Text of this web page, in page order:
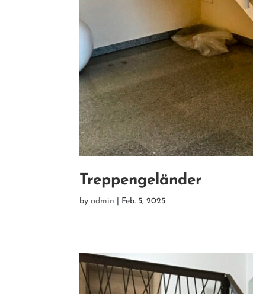
Treppengeländer
byadmin Feb. 5, 2025